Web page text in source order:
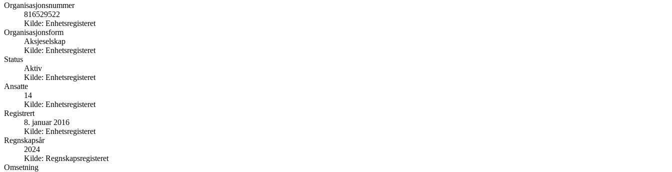
Organisasjonsnummer
816529522
Kilde: Enhetsregisteret
Organisasjonsform
Aksjeselskap
Kilde: Enhetsregisteret
Status
Aktiv
Kilde: Enhetsregisteret
Ansatte
14
Kilde: Enhetsregisteret
Registrert
8. januar 2016
Kilde: Enhetsregisteret
Regnskapsår
2024
Kilde: Regnskapsregisteret
Omsetning